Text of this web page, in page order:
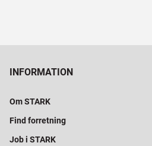
INFORMATION
Om STARK
Find forretning
Job i STARK